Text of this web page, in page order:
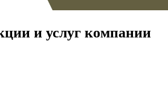
и услуг компании